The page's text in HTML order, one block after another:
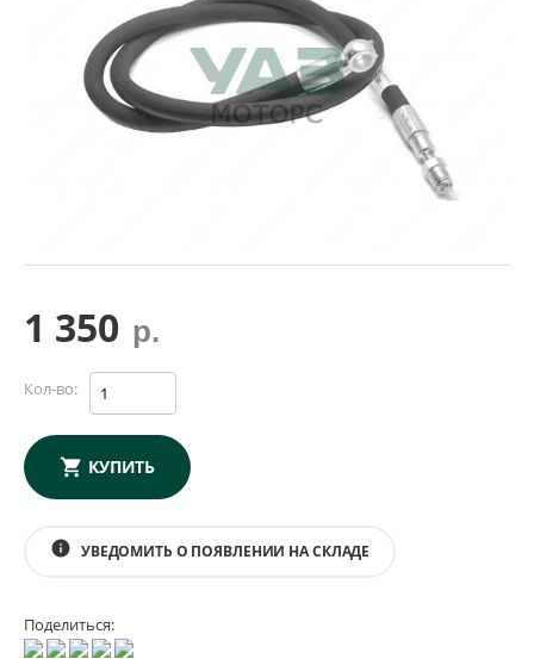
1 350 р.
Кол-во:
КУПИТЬ
info УВЕДОМИТЬ О ПОЯВЛЕНИИ НА СКЛАДЕ
Поделиться: